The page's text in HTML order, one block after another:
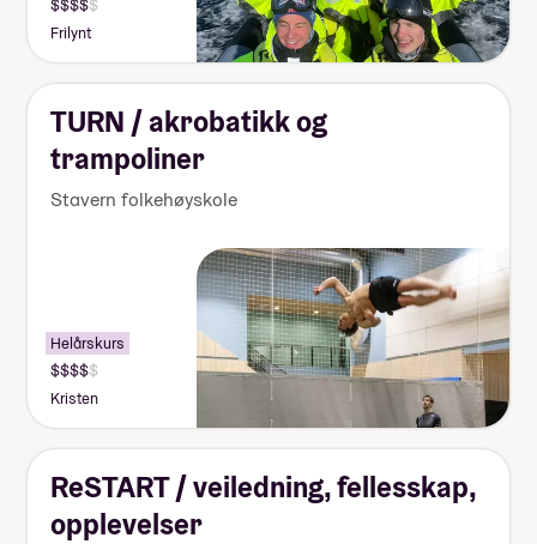
Frilynt
TURN / akrobatikk og
trampoliner
Stavern folkehøyskole
Helårskurs
Kristen
ReSTART / veiledning, fellesskap,
opplevelser